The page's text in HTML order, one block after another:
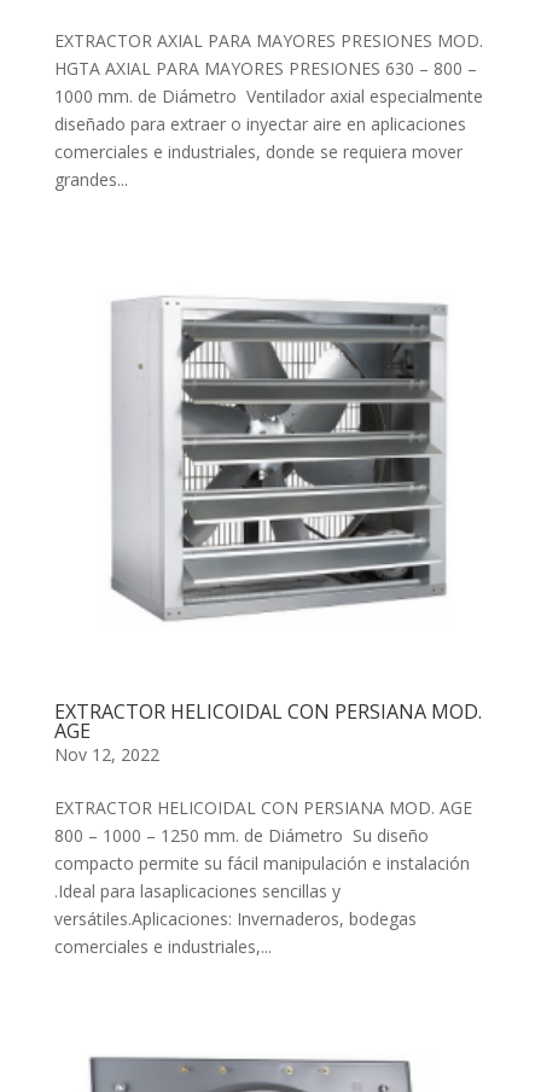
EXTRACTOR AXIAL PARA MAYORES PRESIONES MOD.
HGTA AXIAL PARA MAYORES PRESIONES 630 – 800 –
1000 mm. de Diámetro Ventilador axial especialmente
diseñado para extraer o inyectar aire en aplicaciones
comerciales e industriales, donde se requiera mover
grandes...
EXTRACTOR HELICOIDAL CON PERSIANA MOD.
AGE
Nov 12, 2022
EXTRACTOR HELICOIDAL CON PERSIANA MOD. AGE
800 – 1000 – 1250 mm. de Diámetro Su diseño
compacto permite su fácil manipulación e instalación
.Ideal para lasaplicaciones sencillas y
versátiles.Aplicaciones: Invernaderos, bodegas
comerciales e industriales,...